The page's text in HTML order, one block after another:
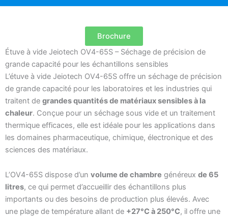
Brochure
Étuve à vide Jeiotech OV4-65S – Séchage de précision de
grande capacité pour les échantillons sensibles
L’étuve à vide Jeiotech OV4-65S offre un séchage de précision
de grande capacité pour les laboratoires et les industries qui
traitent de grandes quantités de matériaux sensibles à la
chaleur. Conçue pour un séchage sous vide et un traitement
thermique efficaces, elle est idéale pour les applications dans
les domaines pharmaceutique, chimique, électronique et des
sciences des matériaux.
L’OV4-65S dispose d’un volume de chambre généreux de 65
litres, ce qui permet d’accueillir des échantillons plus
importants ou des besoins de production plus élevés. Avec
une plage de température allant de +27°C à 250°C, il offre une